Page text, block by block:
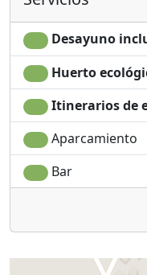
Desayuno
Huerto
Itinerarios de
Aparcamiento
Bar